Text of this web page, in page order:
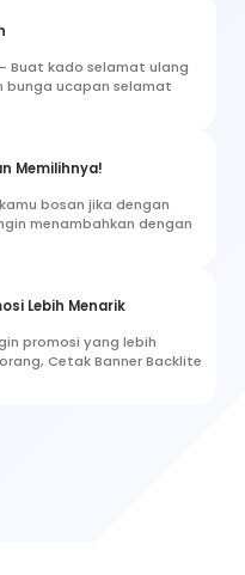
Buat kado selamat ulang
bunga ucapan selamat
Memilihnya!
bosan jika dengan
menambahkan dengan
Lebih Menarik
promosi yang lebih
Cetak Banner Backlite